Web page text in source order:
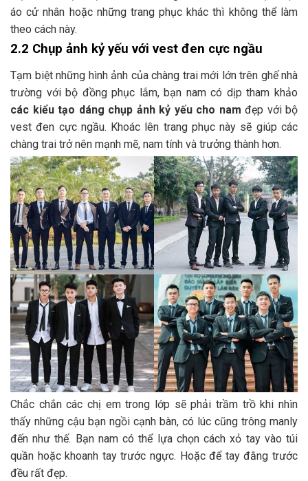
áo cử nhân hoặc những trang phục khác thì không thể làm
theo cách này.
2.2 Chụp ảnh kỷ yếu với vest đen cực ngầu
Tạm biệt những hình ảnh của chàng trai mới lớn trên ghế nhà
trường với bộ đồng phục lắm, bạn nam có dịp tham khảo
các kiểu tạo dáng chụp ảnh kỷ yếu cho nam đẹp với bộ
vest đen cực ngầu. Khoác lên trang phục này sẽ giúp các
chàng trai trở nên mạnh mẽ, nam tính và trưởng thành hơn.
Chắc chắn các chị em trong lớp sẽ phải trầm trồ khi nhìn
thấy những cậu bạn ngồi cạnh bàn, có lúc cũng trông manly
đến như thế. Bạn nam có thể lựa chọn cách xỏ tay vào túi
quần hoặc khoanh tay trước ngực. Hoặc để tay đằng trước
đều rất đẹp.